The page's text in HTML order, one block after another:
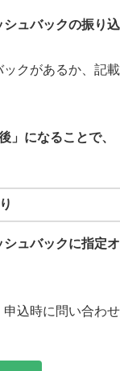
シュバックの振り込
クがあるか、記載
」になることで、
シュバックに指定オ
込時に問い合わせ